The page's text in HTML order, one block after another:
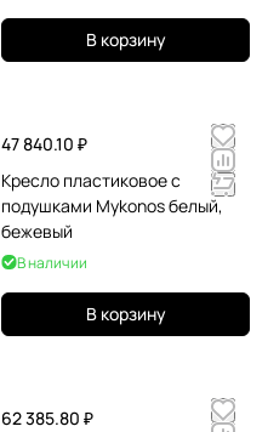
В корзину
47 840.10 ₽
Кресло пластиковое с
подушками Mykonos белый,
бежевый
В наличии
В корзину
62 385.80 ₽